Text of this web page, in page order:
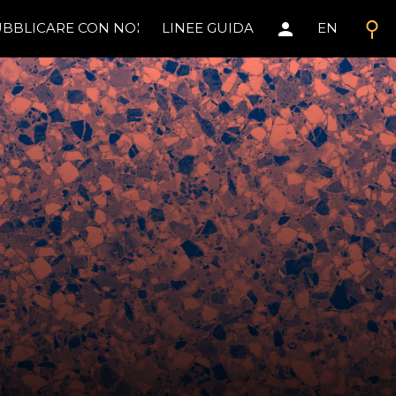
search
CON NOI LINEE GUIDA person EN